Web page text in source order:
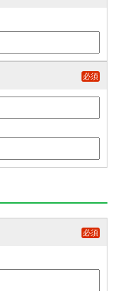
必須
必須